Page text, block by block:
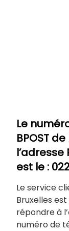
Le
BPOST de
l’adresse
est le :
Le service
Bruxelles
répondre à
numéro de